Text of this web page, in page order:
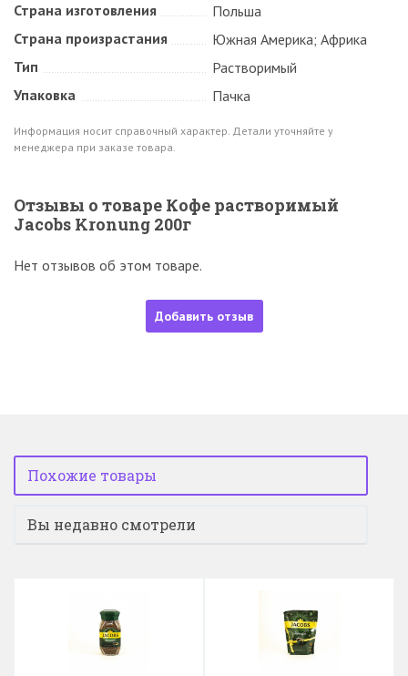
Страна изготовления
Польша
Страна произрастания
Южная Америка; Африка
Тип
Растворимый
Упаковка
Пачка
Информация носит справочный характер. Детали уточняйте у
менеджера при заказе товара.
Отзывы о товаре Кофе растворимый
Jacobs Kronung 200г
Нет отзывов об этом товаре.
Добавить отзыв
Похожие товары
Вы недавно смотрели